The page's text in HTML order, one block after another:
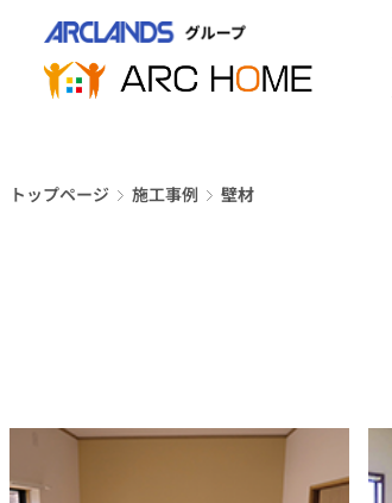
プ
営業時間は
平日9時から18時までと
なっております
トップページ 施工事例 壁材